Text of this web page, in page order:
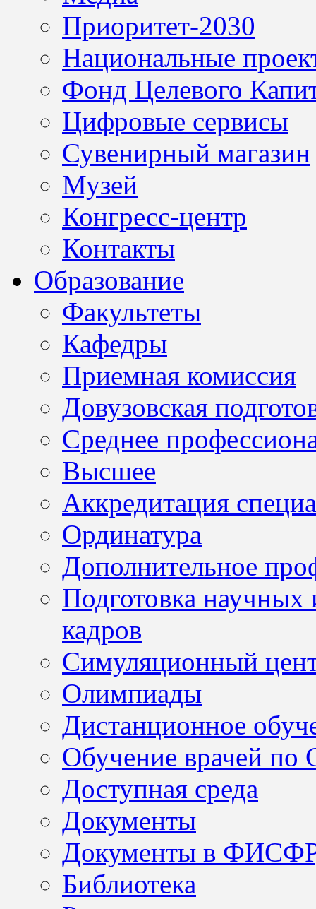
Приоритет-2030
Национальные
Фонд Целевого
Цифровые сервисы
Сувенирный магазин
Музей
Конгресс-центр
Контакты
Образование
Факультеты
Кафедры
Приемная комиссия
Довузовская
Среднее
Высшее
Аккредитация
Ординатура
Дополнительное
Подготовка научных
кадров
Симуляционный
Олимпиады
Дистанционное
Обучение врачей по
Доступная среда
Документы
Документы в
Библиотека